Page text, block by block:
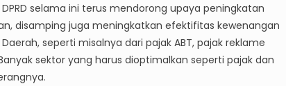
selama ini terus mendorong upaya peningkatan
disamping juga meningkatkan efektifitas kewenangan
seperti misalnya dari pajak ABT, pajak reklame
sektor yang harus dioptimalkan seperti pajak dan